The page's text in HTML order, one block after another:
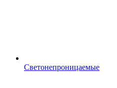
Светонепроницаемые